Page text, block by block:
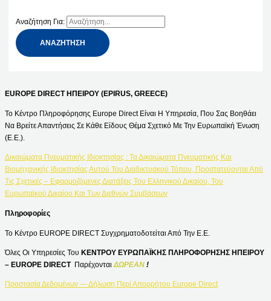
Αναζήτηση Για:
EUROPE DIRECT ΗΠΕΙΡΟΥ (EPIRUS, GREECE)
Το Κέντρο Πληροφόρησης Europe Direct Είναι Η Υπηρεσία, Που Σας Βοηθάει
Να Βρείτε Απαντήσεις Σε Κάθε Είδους Θέμα Σχετικό Με Την Ευρωπαϊκή Ένωση
(Ε.Ε.).
Δικαιώματα Πνευματικής Ιδιοκτησίας : Τα Δικαιώματα Πνευματικής Και
Βιομηχανικής Ιδιοκτησίας Αυτού Του Διαδικτυακού Τόπου, Προστατεύονται Από
Τις Σχετικές – Εφαρμοζόμενες Διατάξεις Του Ελληνικού Δικαίου, Του
Ευρωπαϊκού Δικαίου Και Των Διεθνών Συμβάσεων
Πληροφορίες
Το Κέντρο EUROPE DIRECT Συγχρηματοδοτείται Από Την Ε.Ε.
Όλες Οι Υπηρεσίες Του ΚΕΝΤΡΟΥ ΕΥΡΩΠΑΪΚΗΣ ΠΛΗΡΟΦΟΡΗΣΗΣ ΗΠΕΙΡΟΥ
– EUROPE DIRECT Παρέχονται ΔΩΡΕΑΝ !
Προστασία Δεδομένων — Δήλωση Περί Απορρήτου Europe Direct